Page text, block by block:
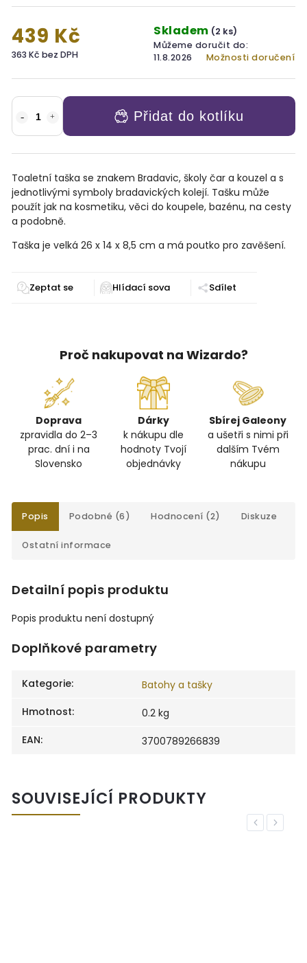
439 Kč
363 Kč bez DPH
Skladem (2 ks)
Můžeme doručit do:
11.8.2026
Možnosti doručení
Přidat do kotlíku
Toaletní taška se znakem Bradavic, školy čar a kouzel a s
jednotlivými symboly bradavických kolejí. Tašku může
použít jak na kosmetiku, věci do koupele, bazénu, na cesty
a podobně.
Taška je velká 26 x 14 x 8,5 cm a má poutko pro zavěšení.
Zeptat se Sdílet
Proč nakupovat na Wizardo?
Doprava
zpravidla do 2–3
prac. dní i na
Slovensko
Dárky
k nákupu dle
hodnoty Tvojí
objednávky
Sbírej Galeony
a ušetři s nimi při
dalším Tvém
nákupu
Popis Podobné (6) Hodnocení (2) Diskuze
Ostatní informace
Detailní popis produktu
Popis produktu není dostupný
Doplňkové parametry
Kategorie:
Batohy a tašky
Hmotnost:
0.2 kg
EAN: 3700789266839
SOUVISEJÍCÍ PRODUKTY
Previous
Next